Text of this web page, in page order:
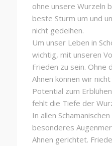
ohne unsere Wurzeln
beste Sturm um und
nicht gedeihen.
Um unser Leben in
wichtig, mit unseren
Frieden zu sein. Ohne
Ahnen können wir
Potential zum
fehlt die Tiefe der
In allen
besonderes
Ahnen gerichtet.